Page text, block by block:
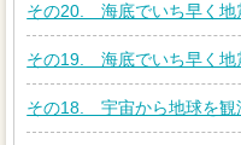
その20. 海底でいち早く
その19. 海底でいち早く
その18. 宇宙から地球を